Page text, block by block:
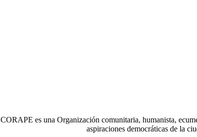
CORAPE es una Organización comunitaria, humanista,
aspiraciones democráticas de la